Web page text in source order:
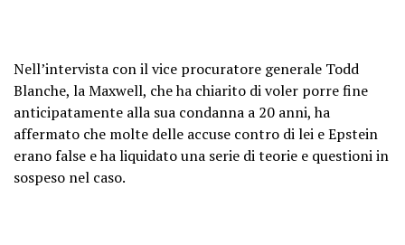
Nell’intervista con il vice procuratore generale Todd
Blanche, la Maxwell, che ha chiarito di voler porre fine
anticipatamente alla sua condanna a 20 anni, ha
affermato che molte delle accuse contro di lei e Epstein
erano false e ha liquidato una serie di teorie e questioni in
sospeso nel caso.